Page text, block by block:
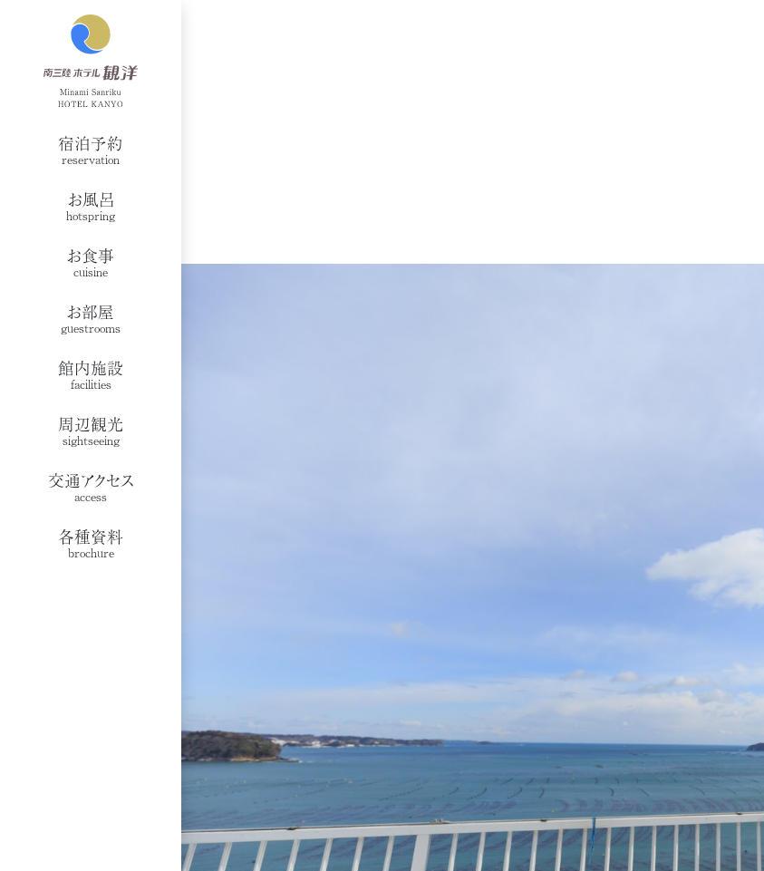
宿泊予約
reservation
お風呂
hotspring
お食事
cuisine
お部屋
guestrooms
館内施設
facilities
周辺観光
sightseeing
交通アクセス
access
各種資料
brochure